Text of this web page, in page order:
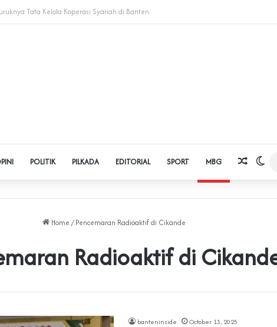
dan Pinjol, Polda Banten Gandeng SPSI Perkuat Literasi Digital
POLITIK PILKADA EDITORIAL SPORT MBG
Home / Pencemaran Radioaktif di Cikande
Radioaktif di
banteninside October 13, 2025